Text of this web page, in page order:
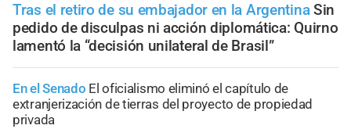
Tras el retiro de su embajador en la Argentina Sin
pedido de disculpas ni acción diplomática: Quirno
lamentó la “decisión unilateral de Brasil”
En el Senado El oficialismo eliminó el capítulo de
extranjerización de tierras del proyecto de propiedad
privada